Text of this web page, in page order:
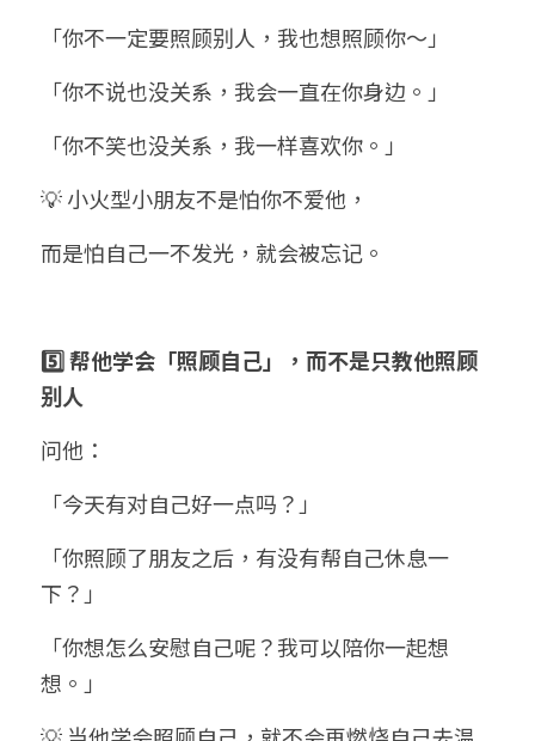
「你不一定要照顾别人，我也想照顾你～」
「你不说也没关系，我会一直在你身边。」
「你不笑也没关系，我一样喜欢你。」
💡 小火型小朋友不是怕你不爱他，
而是怕自己一不发光，就会被忘记。
5️⃣ 帮他学会「照顾自己」，而不是只教他照顾
别人
问他：
「今天有对自己好一点吗？」
「你照顾了朋友之后，有没有帮自己休息一
下？」
「你想怎么安慰自己呢？我可以陪你一起想
想。」